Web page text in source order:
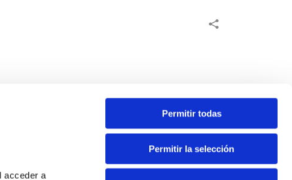
acceder a
Permitir todas
Permitir la selección